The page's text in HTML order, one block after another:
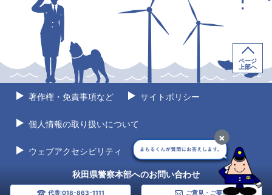
×
著作権・免責事項など サイトポリシー
個人情報の取り扱いについて
ウェブアクセシビリティ サイトマップ
秋田県警察本部へのお問い合わせ
代表:018-863-1111 ご意見・ご要望
ページ
上部へ